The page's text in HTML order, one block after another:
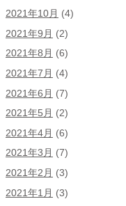
2021年10月 (4)
2021年9月 (2)
2021年8月 (6)
2021年7月 (4)
2021年6月 (7)
2021年5月 (2)
2021年4月 (6)
2021年3月 (7)
2021年2月 (3)
2021年1月 (3)